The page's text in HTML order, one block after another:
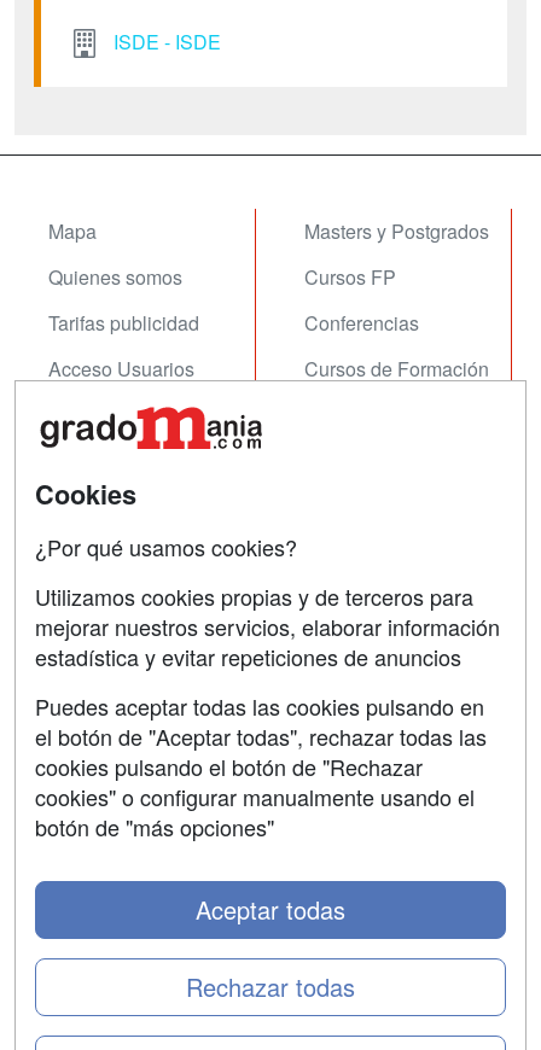
ISDE - ISDE
Mapa
Quienes somos
Tarifas publicidad
Acceso Usuarios
Acceso Centros
Masters y Postgrados
Cursos FP
Conferencias
Cursos de Formación
Contactar
Copyleft
Grupo formazion:
Copyright 2000-2026 Formazion Web, S.L. - Calle
Cookies
¿Por qué usamos cookies?
Utilizamos cookies propias y de terceros para
mejorar nuestros servicios, elaborar información
estadística y evitar repeticiones de anuncios
Puedes aceptar todas las cookies pulsando en
el botón de "Aceptar todas", rechazar todas las
cookies pulsando el botón de "Rechazar
cookies" o configurar manualmente usando el
botón de "más opciones"
Rechazar todas
Aceptar todas